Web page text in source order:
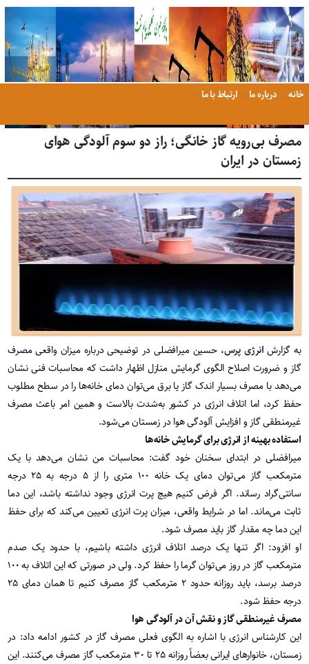
خانه درباره ما ارتباط با ما
مصرف بی‌رویه گاز خانگی؛ راز دو سوم آلودگی هوای
زمستان در ایران
به گزارشانرژی پرس، حسین میرافضلی در توضیحی درباره میزان واقعی مصرف
گاز و ضرورت اصلاح الگوی گرمایش منازل اظهار داشت که محاسبات فنی نشان
می‌دهد با مصرف بسیار اندک گاز یا برق می‌توان دمای خانه‌ها را در سطح مطلوب
حفظ کرد، اما اتلاف انرژی در کشور به‌شدت بالاست و همین امر باعث مصرف
غیرمنطقی گاز و افزایش آلودگی هوا در زمستان می‌شود.
استفاده بهینه از انرژی برای گرمایش خانه‌ها
میرافضلی در ابتدای سخنان خود گفت: محاسبات من نشان می‌دهد با یک
مترمکعب گاز می‌توان دمای یک خانه ۱۰۰ متری را از ۵ درجه به ۲۵ درجه
سانتی‌گراد رساند. اگر فرض کنیم هیچ پرت انرژی وجود نداشته باشد، این دما
ثابت می‌ماند. اما در شرایط واقعی، میزان پرت انرژی تعیین می‌کند که برای حفظ
این دما چه مقدار گاز باید مصرف شود.
او افزود: اگر تنها یک درصد اتلاف انرژی داشته باشیم، با حدود یک صدم
مترمکعب گاز در روز می‌توان گرما را حفظ کرد. ولی در صورتی که این اتلاف به ۱۰۰
درصد برسد، باید روزانه حدود ۲ مترمکعب گاز مصرف کنیم تا همان دمای ۲۵
درجه حفظ شود.
مصرف غیرمنطقی گاز و نقش آن در آلودگی هوا
این کارشناس انرژی با اشاره به الگوی فعلی مصرف گاز در کشور ادامه داد: در
زمستان، خانوارهای ایرانی بعضاً روزانه ۲۵ تا ۳۰ مترمکعب گاز مصرف می‌کنند. این